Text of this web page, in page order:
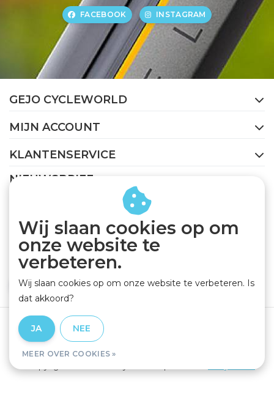
FACEBOOK INSTAGRAM
GEJO CYCLEWORLD
MIJN ACCOUNT
KLANTENSERVICE
NIEUWSBRIEF
Abonneer je op onze nieuwsbrief om op de hoogte te
ABONNEER
Algemene voorwaarden
Wij slaan cookies op om
onze website te
verbeteren.
Wij slaan cookies op om onze website te verbeteren. Is
dat akkoord?
JA NEE
MEER OVER COOKIES »